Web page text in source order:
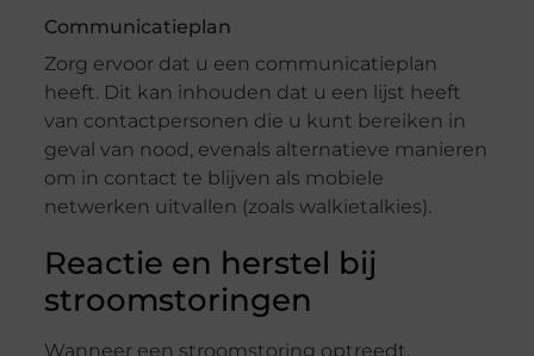
Communicatieplan
Zorg ervoor dat u een communicatieplan
heeft. Dit kan inhouden dat u een lijst heeft
van contactpersonen die u kunt bereiken in
geval van nood, evenals alternatieve manieren
om in contact te blijven als mobiele
netwerken uitvallen (zoals walkietalkies).
Reactie en herstel bij
stroomstoringen
Wanneer een stroomstoring optreedt,